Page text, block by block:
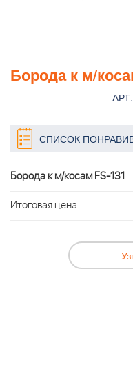
Борода к м/
СПИСОК
Борода к м/косам FS-131
Итоговая цена